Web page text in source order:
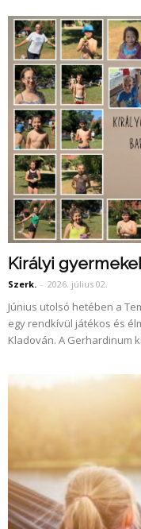
Királyi
Szerk. - 2026. július 02.
Június utolsó hetében a
egy rendkívül játékos és
Kladován. A Gerhardinum